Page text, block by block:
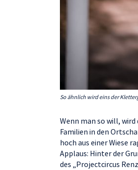
So ähnlich wird eins der
Wenn man so will, wird
Familien in den
hoch aus einer Wiese
Applaus: Hinter der
des „Projectcircus